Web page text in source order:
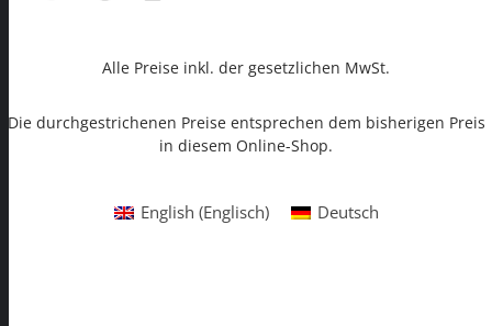
Alle Preise inkl. der gesetzlichen MwSt.
Die durchgestrichenen Preise entsprechen dem bisherigen Preis
in diesem Online-Shop.
English (Englisch) Deutsch